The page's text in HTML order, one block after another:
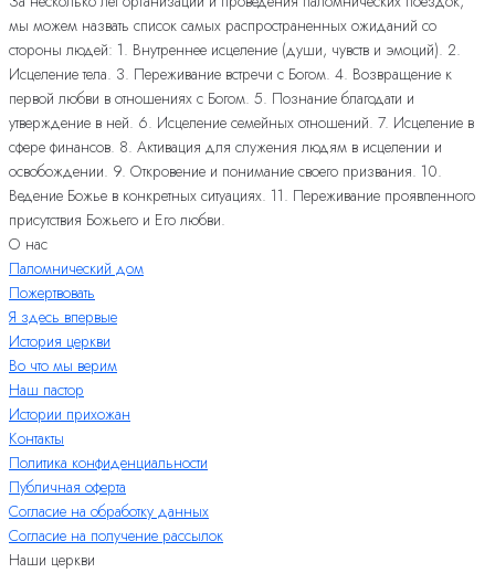
мы можем назвать список самых распространенных ожиданий со
стороны людей: 1. Внутреннее исцеление (души, чувств и эмоций). 2.
Исцеление тела. 3. Переживание встречи с Богом. 4. Возвращение к
первой любви в отношениях с Богом. 5. Познание благодати и
утверждение в ней. 6. Исцеление семейных отношений. 7. Исцеление в
сфере финансов. 8. Активация для служения людям в исцелении и
освобождении. 9. Откровение и понимание своего призвания. 10.
Ведение Божье в конкретных ситуациях. 11. Переживание проявленного
присутствия Божьего и Его любви.
О нас
Паломнический дом
Пожертвовать
Я здесь впервые
История церкви
Во что мы верим
Наш пастор
Истории прихожан
Контакты
Политика конфиденциальности
Публичная оферта
Согласие на обработку данных
Согласие на получение рассылок
Наши церкви